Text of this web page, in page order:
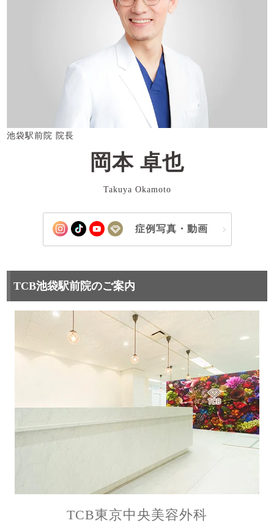
池袋駅前院 院長
岡本 卓也
Takuya Okamoto
症例写真・動画
TCB池袋駅前院のご案内
TCB東京中央美容外科